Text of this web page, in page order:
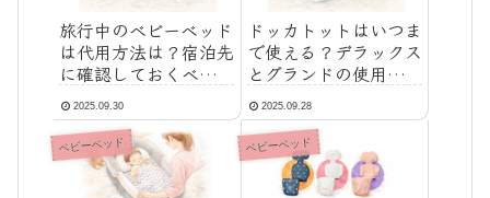
旅行中のベビーベッド
は代用方法は？宿泊先
に確認しておくべきポ
イント
2025.09.30
ドッカトットはいつま
で使える？デラックス
とグランドの使用期
間・卒業サインを徹底
解説
2025.09.28
ベビーベッド ベビーベッド